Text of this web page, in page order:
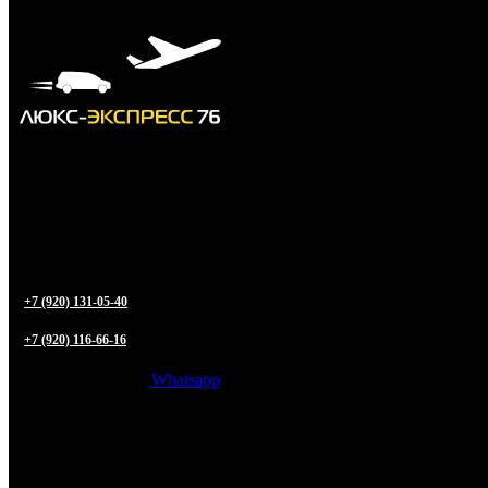
+7 (920) 131-05-40
+7 (920) 116-66-16
Whatsapp